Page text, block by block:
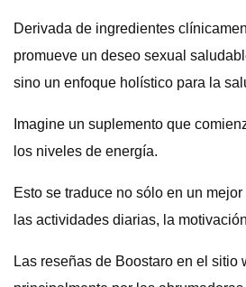
Derivada de ingredientes
promueve un deseo sexual
sino un enfoque holístico para la
Imagine un suplemento que
los niveles de energía.
Esto se traduce no sólo en un
las actividades diarias, la
Las reseñas de Boostaro en el